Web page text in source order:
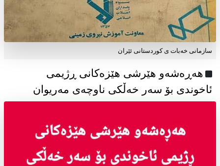
سازمانی خەبات ی كوردستانی ئێران
هەڕەشەو هێرشی هێزەکانی ڕژیمی
ئاخوندی بۆ سەر خەڵکی ناوچەی مەریوان